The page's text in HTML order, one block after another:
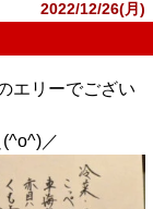
2022/12/26(月)
エリーでござい
／